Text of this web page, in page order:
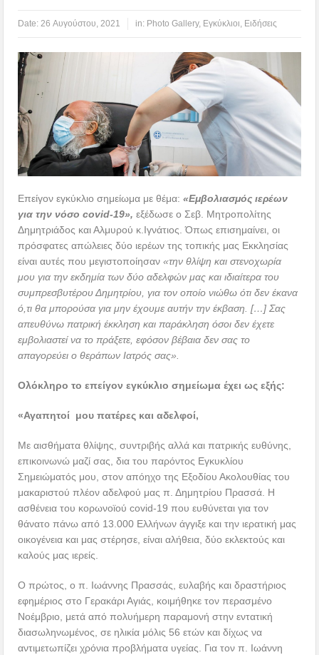
Date: 26 Αυγούστου, 2021 in: Photo Gallery, Εγκύκλιοι Ειδήσεις
Επείγον εγκύκλιο σημείωμα με θέμα: «Εμβολιασμός ιερέων
για την νόσοcovid-19»,εξέδωσε ο Σεβ. Μητροπολίτης
Δημητριάδος και Αλμυρού κ.Ιγνάτιος. Όπως επισημαίνει, οι
πρόσφατες απώλειες δύο ιερέων της τοπικής μας Εκκλησίας
είναι αυτές που μεγιστοποίησαν«την θλίψη και στενοχωρία
μου για την εκδημία των δύο αδελφών μας και ιδιαίτερα του
συμπρεσβυτέρου Δημητρίου, για τον οποίο νιώθω ότι δεν έκανα
ό,τι θα μπορούσα για μην έχουμε αυτήν την έκβαση. […] Σας
απευθύνω πατρική έκκληση και παράκληση όσοι δεν έχετε
εμβολιαστεί να το πράξετε, εφόσον βέβαια δεν σας το
απαγορεύει ο θεράπων Ιατρός σας».
Ολόκληρο το επείγον εγκύκλιο σημείωμα έχει ως εξής:
«Αγαπητοί μου πατέρες και αδελφοί,
Με αισθήματα θλίψης, συντριβής αλλά και πατρικής ευθύνης,
επικοινωνώ μαζί σας, δια του παρόντος Εγκυκλίου
Σημειώματός μου, στον απόηχο της Εξοδίου Ακολουθίας του
μακαριστού πλέον αδελφού μας π. Δημητρίου Πρασσά. Η
ασθένεια του κορωνοϊού covid-19 που ευθύνεται για τον
θάνατο πάνω από 13.000 Ελλήνων άγγιξε και την ιερατική μας
οικογένεια και μας στέρησε, είναι αλήθεια, δύο εκλεκτούς και
καλούς μας ιερείς.
Ο πρώτος, ο π. Ιωάννης Πρασσάς, ευλαβής και δραστήριος
εφημέριος στο Γερακάρι Αγιάς, κοιμήθηκε τον περασμένο
Νοέμβριο, μετά από πολυήμερη παραμονή στην εντατική
διασωληνωμένος, σε ηλικία μόλις 56 ετών και δίχως να
αντιμετωπίζει χρόνια προβλήματα υγείας. Για τον π. Ιωάννη